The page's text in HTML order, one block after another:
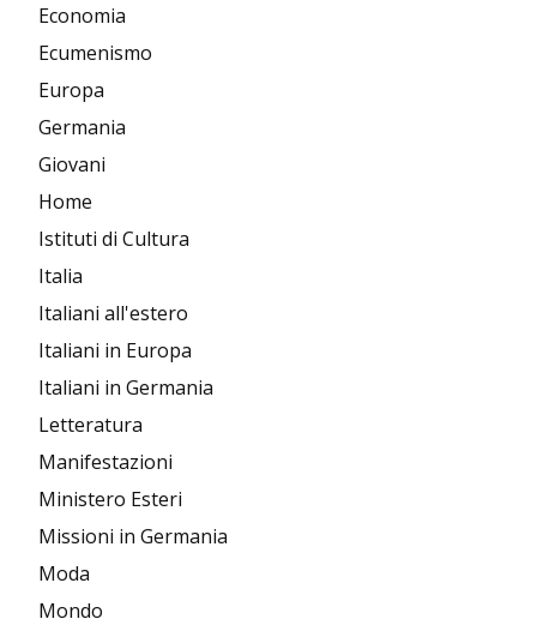
Economia
Ecumenismo
Europa
Germania
Giovani
Home
Istituti di Cultura
Italia
Italiani all'estero
Italiani in Europa
Italiani in Germania
Letteratura
Manifestazioni
Ministero Esteri
Missioni in Germania
Moda
Mondo